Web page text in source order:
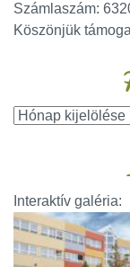
Számlaszám:
Köszönjük
Interaktív galéria: